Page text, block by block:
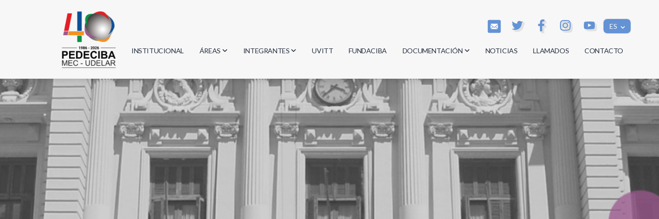
ES
INSTITUCIONAL ÁREAS
Biología
Física
Geociencias
Informática
Matemática
INTEGRANTES
Investigadores
Estudiantes
Egresados
UVITT FUNDACIBA DOCUMENTACIÓN
Actas
Reglamentos
Documentos
NOTICIAS LLAMADOS CONTACTO